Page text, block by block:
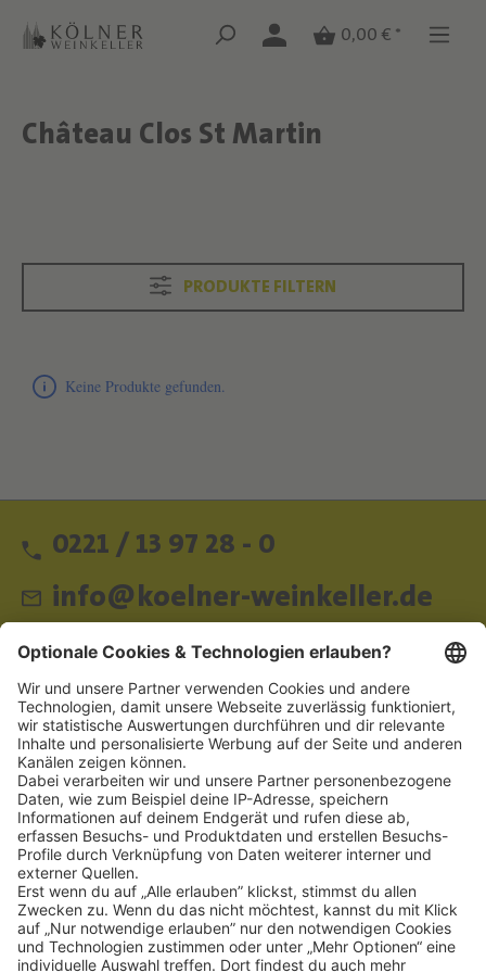
Zum Hauptinhalt springen
Zum Hauptinhalt springen
0,00 € *
Text überspringen
Château Clos St Martin
Text überspringen
PRODUKTE FILTERN
Keine Produkte gefunden.
0221 / 13 97 28 - 0
info@koelner-weinkeller.de
Schnellzugriff
ZAHLUNGSMETHODEN
SOCIAL
NEWSLETTER
BESUCHEN SIE UNS